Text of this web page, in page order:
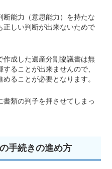
断能力（意思能力）を持たな
正しい判断が出来ないためで
作成した遺産分割協議書は無
ることが出来ませんので、
ることが必要となります。
書類の判子を押させてしまっ
手続きの進め方